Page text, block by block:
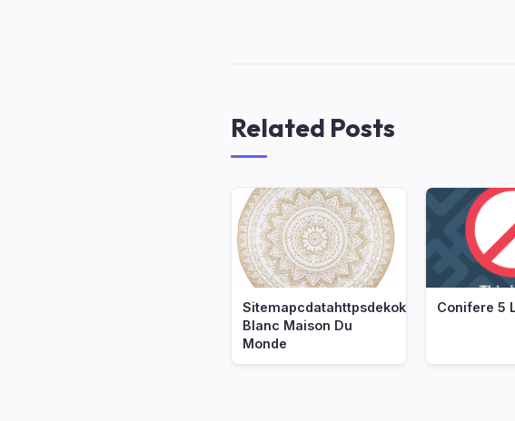
Related Posts
Sitemapcdatahttpsdekokniqoocomtapis
Blanc Maison Du
Monde
Conifere 5